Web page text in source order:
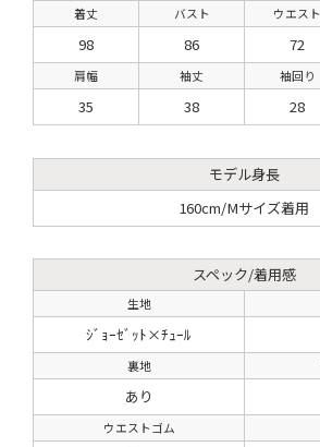
着丈 バスト ウエスト
98 86 72
肩幅 袖丈 袖回り
35 38 28
モデル身長
160cm/Mサイズ着用
スペック/着用感
生地
ｼﾞｮｰｾﾞｯﾄ×ﾁｭｰﾙ
裏地
あり
ウエストゴム